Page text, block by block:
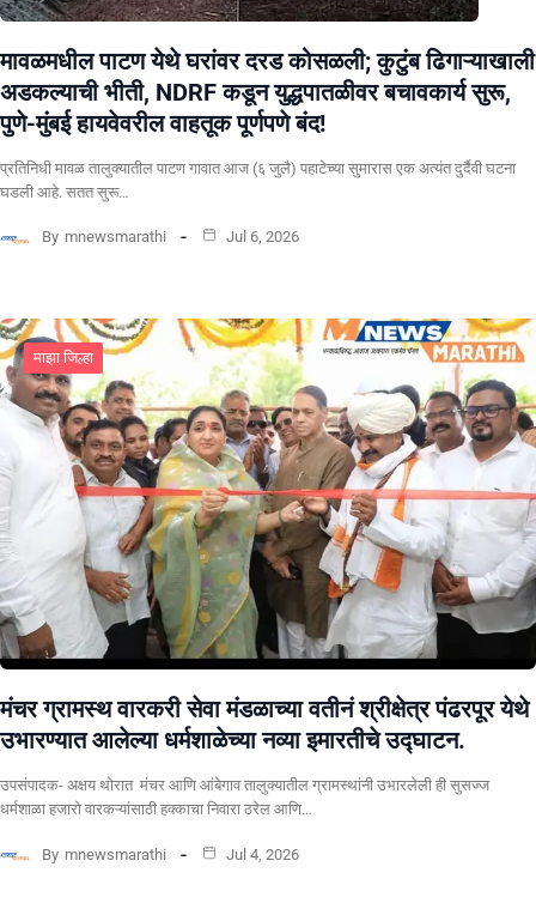
मावळमधील पाटण येथे घरांवर दरड कोसळली; कुटुंब ढिगाऱ्याखाली
अडकल्याची भीती, NDRF कडून युद्धपातळीवर बचावकार्य सुरू,
पुणे-मुंबई हायवेवरील वाहतूक पूर्णपणे बंद!
​प्रतिनिधी मावळ तालुक्यातील पाटण गावात आज (६ जुलै) पहाटेच्या सुमारास एक अत्यंत दुर्दैवी घटना
घडली आहे. सतत सुरू…
By mnewsmarathi Jul 6, 2026
माझा जिल्हा
मंचर ग्रामस्थ वारकरी सेवा मंडळाच्या वतीनं श्रीक्षेत्र पंढरपूर येथे
उभारण्यात आलेल्या धर्मशाळेच्या नव्या इमारतीचे उद्घाटन.
उपसंपादक- अक्षय थोरात मंचर आणि आंबेगाव तालुक्यातील ग्रामस्थांनी उभारलेली ही सुसज्ज
धर्मशाळा हजारो वारकऱ्यांसाठी हक्काचा निवारा ठरेल आणि…
By mnewsmarathi Jul 4, 2026